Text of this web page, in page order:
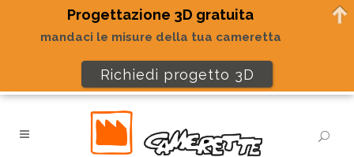
Progettazione 3D gratuita
mandaci le misure della tua cameretta
Richiedi progetto 3D